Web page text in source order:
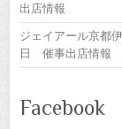
出店情報
ジェイアール京都
日 催事出店情報
Facebook